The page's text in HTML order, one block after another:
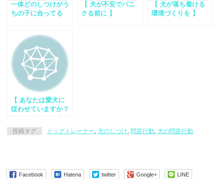
一体どのしつけがう
ちの子に合ってる
【 犬が不安でパニ
クる前に 】
【 犬が落ち着ける
環境づくりを 】
【 あなたは愛犬に
従わせていますか？
投稿タグ ドッグトレーナー,犬のしつけ, 問題行動,犬の問題行動
Facebook Hatena twitter Google+ LINE